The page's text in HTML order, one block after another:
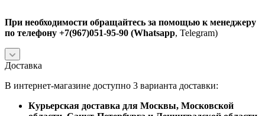
При необходимости обращайтесь за помощью к менеджеру
по телефону +7(967)051-95-90 (Whatsapp, Telegram)
Доставка
В интернет-магазине доступно 3 варианта доставки:
Курьерская доставка для Москвы, Московской